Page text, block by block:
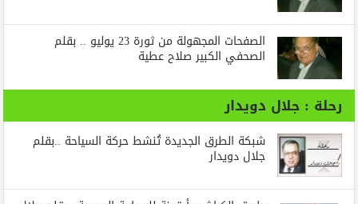
الصفحات المجهولة من ثورة 23 يوليو .. بقلم
الصحفي الكبير صلاح عطية
رحلة : جلال دويدار
شبكة الطرق الجديدة تُنشط حركة السياحة ..بقلم
جلال دويدار